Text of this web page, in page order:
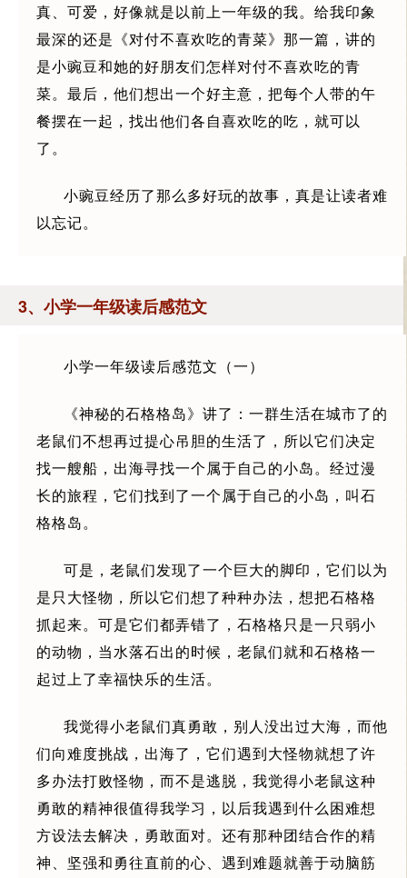
真、可爱，好像就是以前上一年级的我。给我印象
最深的还是《对付不喜欢吃的青菜》那一篇，讲的
是小豌豆和她的好朋友们怎样对付不喜欢吃的青
菜。最后，他们想出一个好主意，把每个人带的午
餐摆在一起，找出他们各自喜欢吃的吃，就可以
了。
小豌豆经历了那么多好玩的故事，真是让读者难
以忘记。
3、小学一年级读后感范文
小学一年级读后感范文（一）
《神秘的石格格岛》讲了：一群生活在城市了的
老鼠们不想再过提心吊胆的生活了，所以它们决定
找一艘船，出海寻找一个属于自己的小岛。经过漫
长的旅程，它们找到了一个属于自己的小岛，叫石
格格岛。
可是，老鼠们发现了一个巨大的脚印，它们以为
是只大怪物，所以它们想了种种办法，想把石格格
抓起来。可是它们都弄错了，石格格只是一只弱小
的动物，当水落石出的时候，老鼠们就和石格格一
起过上了幸福快乐的生活。
我觉得小老鼠们真勇敢，别人没出过大海，而他
们向难度挑战，出海了，它们遇到大怪物就想了许
多办法打败怪物，而不是逃脱，我觉得小老鼠这种
勇敢的精神很值得我学习，以后我遇到什么困难想
方设法去解决，勇敢面对。还有那种团结合作的精
神、坚强和勇往直前的心、遇到难题就善于动脑筋